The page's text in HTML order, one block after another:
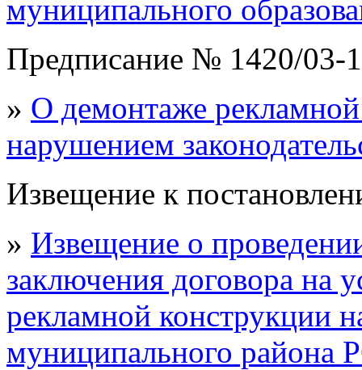
муниципального
Предписание № 1420/03-
» О демонтаже
нарушением
Извещение к
» Извещение о
заключения договора на
рекламной конструкции
муниципального района